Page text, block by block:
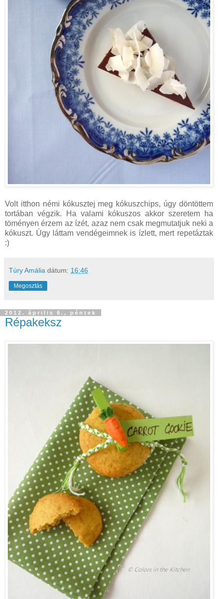
Volt itthon némi kókusztej meg kókuszchips, úgy döntöttem
tortában végzik. Ha valami kókuszos akkor szeretem ha
töményen érzem az ízét, azaz nem csak megmutatjuk neki a
kókuszt. Úgy láttam vendégeimnek is ízlett, mert repetáztak
:)
Túry Amália dátum: 16:46
Megosztás
2012. április 6., péntek
Répakeksz